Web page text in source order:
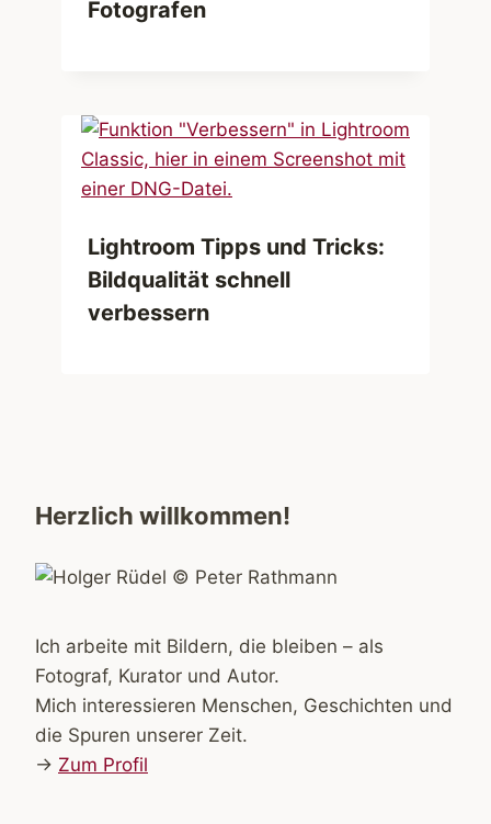
Fotografen
Lightroom Tipps und Tricks:
Bildqualität schnell
verbessern
Herzlich willkommen!
Ich arbeite mit Bildern, die bleiben – als
Fotograf, Kurator und Autor.
Mich interessieren Menschen, Geschichten und
die Spuren unserer Zeit.
→ Zum Profil